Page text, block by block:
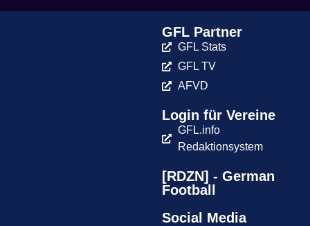
GFL Partner
GFL Stats
GFL TV
AFVD
Login für Vereine
GFL.info
Redaktionsystem
[RDZN] - German
Football
Social Media